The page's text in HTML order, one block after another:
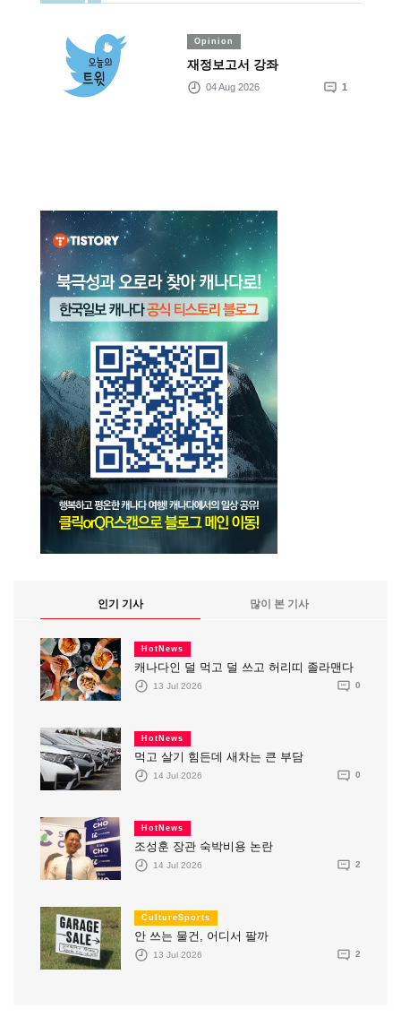
Opinion
재정보고서 강좌
04 Aug 2026 1
인기 기사 많이 본 기사
HotNews
캐나다인 덜 먹고 덜 쓰고 허리띠 졸라맨다
13 Jul 2026 0
HotNews
먹고 살기 힘든데 새차는 큰 부담
14 Jul 2026 0
HotNews
조성훈 장관 숙박비용 논란
14 Jul 2026 2
CultureSports
안 쓰는 물건, 어디서 팔까
13 Jul 2026 2